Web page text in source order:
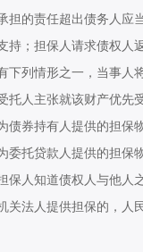
的责任超出债务人应当
持；担保人请求债权人
列情形之一，当事人将
托人主张就该财产优先
券持有人提供的担保
托贷款人提供的担保物
人知道债权人与他人之
法人提供担保的，人民